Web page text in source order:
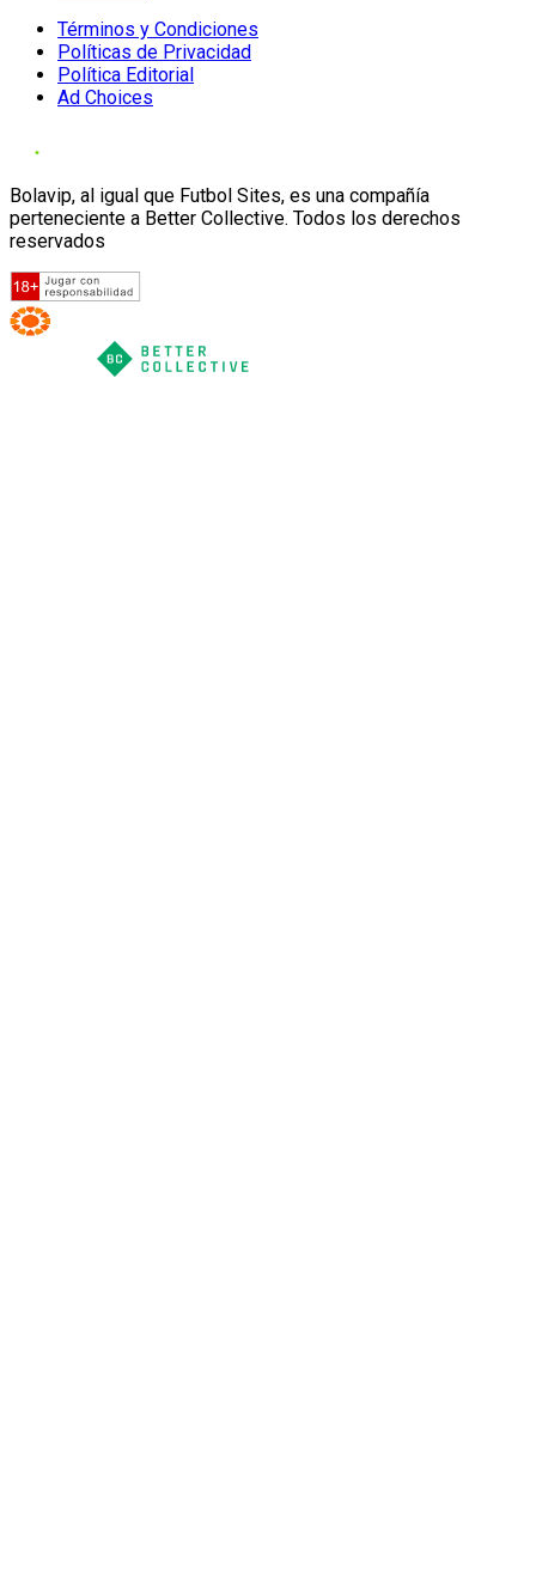
Términos y Condiciones
Políticas de Privacidad
Política Editorial
Ad Choices
Bolavip, al igual que Futbol Sites, es una compañía
perteneciente a Better Collective. Todos los derechos
reservados